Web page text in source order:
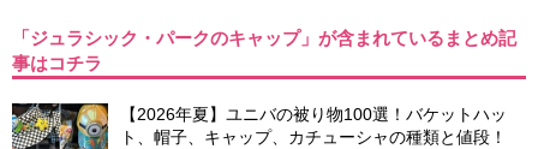
「ジュラシック・パークのキャップ」が含まれているまとめ記
事はコチラ
【2026年夏】ユニバの被り物100選！バケットハッ
ト、帽子、キャップ、カチューシャの種類と値段！